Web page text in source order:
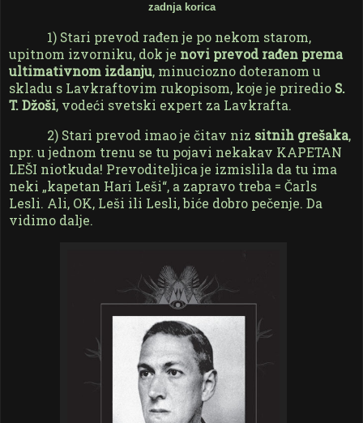
zadnja korica
1) Stari prevod rađen je po nekom starom,
upitnom izvorniku, dok je novi prevod rađen prema
ultimativnom izdanju, minuciozno doteranom u
skladu s Lavkraftovim rukopisom, koje je priredio S.
T. Džoši, vodeći svetski expert za Lavkrafta.
2) Stari prevod imao je čitav niz sitnih grešaka,
npr. u jednom trenu se tu pojavi nekakav KAPETAN
LEŠI niotkuda! Prevoditeljica je izmislila da tu ima
neki „kapetan Hari Leši“, a zapravo treba = Čarls
Lesli. Ali, OK, Leši ili Lesli, biće dobro pečenje. Da
vidimo dalje.